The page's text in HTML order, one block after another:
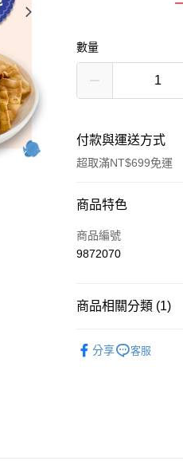
數量
付款與運送方式
超取滿NT$699免運
付款方式
信用卡一次付款
街口支付
商品特色
商品編號
9872070
商品相關分類 (1)
分享
客服